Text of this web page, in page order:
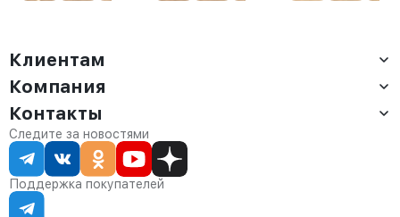
Клиентам
Доставка
Оплата
Сервис
Статус заказа
Статьи
Компания
О компании
Контакты
Партнёрам
Контакты
Отдел продаж:
8 (800) 234-22-62
corp@anvikor.ru
Ежедневно, с 7:00-19:00 (МСК)
Отдел рекламации:
Следите за новостями
Поддержка покупателей